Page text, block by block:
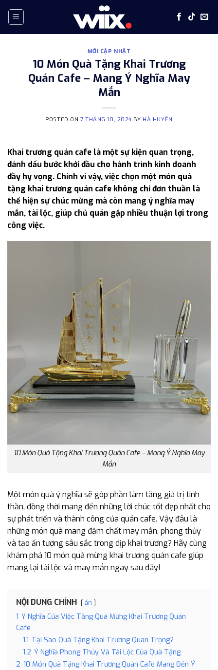
MỚI CẬP NHẬT
10 Món Quà Tặng Khai Trương
Quán Cafe – Mang Ý Nghĩa May
Mắn
POSTED ON 7 THÁNG 10, 2024 BY HÀ HUYỀN
Khai trương quán cafe là một sự kiện quan trọng,
đánh dấu bước khởi đầu cho hành trình kinh doanh
đầy hy vọng. Chính vì vậy, việc chọn một món quà
tặng khai trương quán cafe không chỉ đơn thuần là
thể hiện sự chúc mừng mà còn mang ý nghĩa may
mắn, tài lộc, giúp chủ quán gặp nhiều thuận lợi trong
công việc.
10 Món Quà Tặng Khai Trương Quán Cafe – Mang Ý Nghĩa May
Mắn
Một món quà ý nghĩa sẽ góp phần làm tăng giá trị tinh
thần, đồng thời mang đến những lời chúc tốt đẹp nhất cho
sự phát triển và thành công của quán cafe. Vậy đâu là
những món quà mang đậm chất may mắn, phong thủy
và tạo ấn tượng sâu sắc trong dịp khai trương? Hãy cùng
khám phá 10 món quà mừng khai trương quán cafe giúp
mang lại tài lộc và may mắn ngay sau đây!
NỘI DUNG CHÍNH ẩn
1 Ý Nghĩa Của Việc Tặng Quà Mừng Khai Trương Quán
Cafe
1.1 Tại Sao Quà Tặng Khai Trương Quan Trọng?
1.2 Ý Nghĩa Phong Thủy Và Tài Lộc Của Quà Tặng
2 10 Món Quà Tặng Khai Trương Quán Cafe Mang Đến Ý